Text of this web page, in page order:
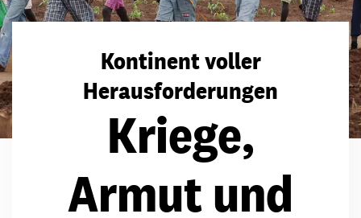
Kontinent voller
Herausforderungen
Kriege,
Armut und